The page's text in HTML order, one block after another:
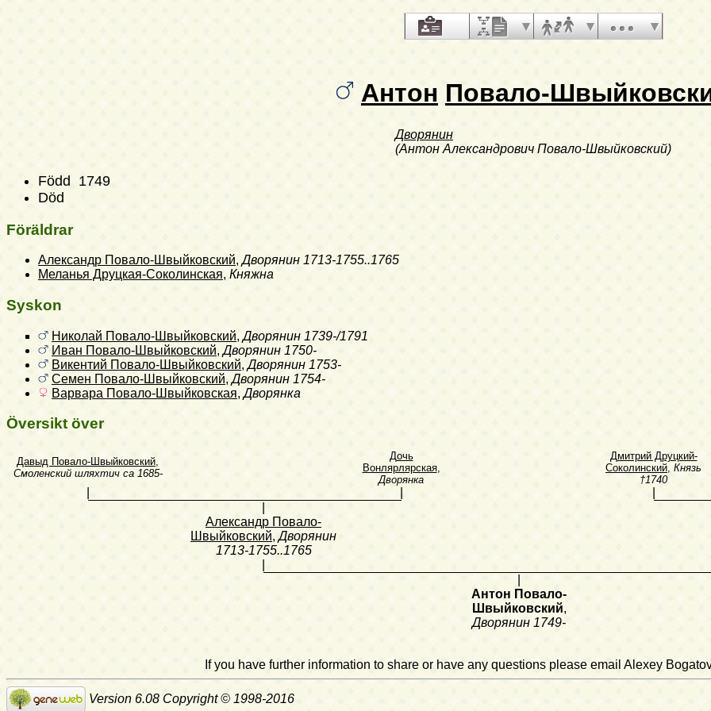
Антон Повало-
Дворянин
(Антон Александрович Повало-Швыйковский)
Född 1749
Död
Föräldrar
Александр Повало-Швыйковский,Дворянин 1713-1755..1765
Меланья Друцкая-Соколинская, Княжна
Syskon
Николай Повало-Швыйковский,Дворянин 1739-/1791
Иван Повало-Швыйковский,Дворянин 1750-
Викентий Повало-Швыйковский,Дворянин 1753-
Семен Повало-Швыйковский,Дворянин 1754-
Варвара Повало-Швыйковская,Дворянка
Översikt över
Давыд Повало-Швыйковский,
Смоленский шляхтич ca 1685-
Дочь
Вонлярлярская,
Дворянка
Дмитрий Друцкий-
Соколинский, Князь
†1740
Александр Повало-
Швыйковский,Дворянин
1713-1755..1765
Антон Повало-
Швыйковский,
Дворянин 1749-
If you have further information to share or have any questions please email Alexey
Version 6.08 Copyright © 1998-2016